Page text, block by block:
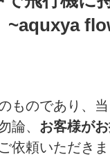
~aquxya
ものであり、
論、 お客様が
依頼いただき